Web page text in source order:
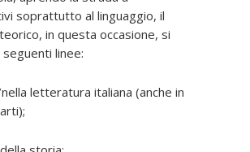
soprattutto al linguaggio, il
in questa occasione, si
linee:
letteratura italiana (anche in